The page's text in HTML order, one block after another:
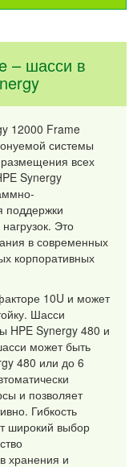
– шасси в
12000 Frame
системы
всех
Synergy
поддержки
Это
в современных
корпоративных
10U и может
Шасси
HPE Synergy 480 и
может быть
480 или до 6
и позволяет
Гибкость
широкий выбор
хранения и